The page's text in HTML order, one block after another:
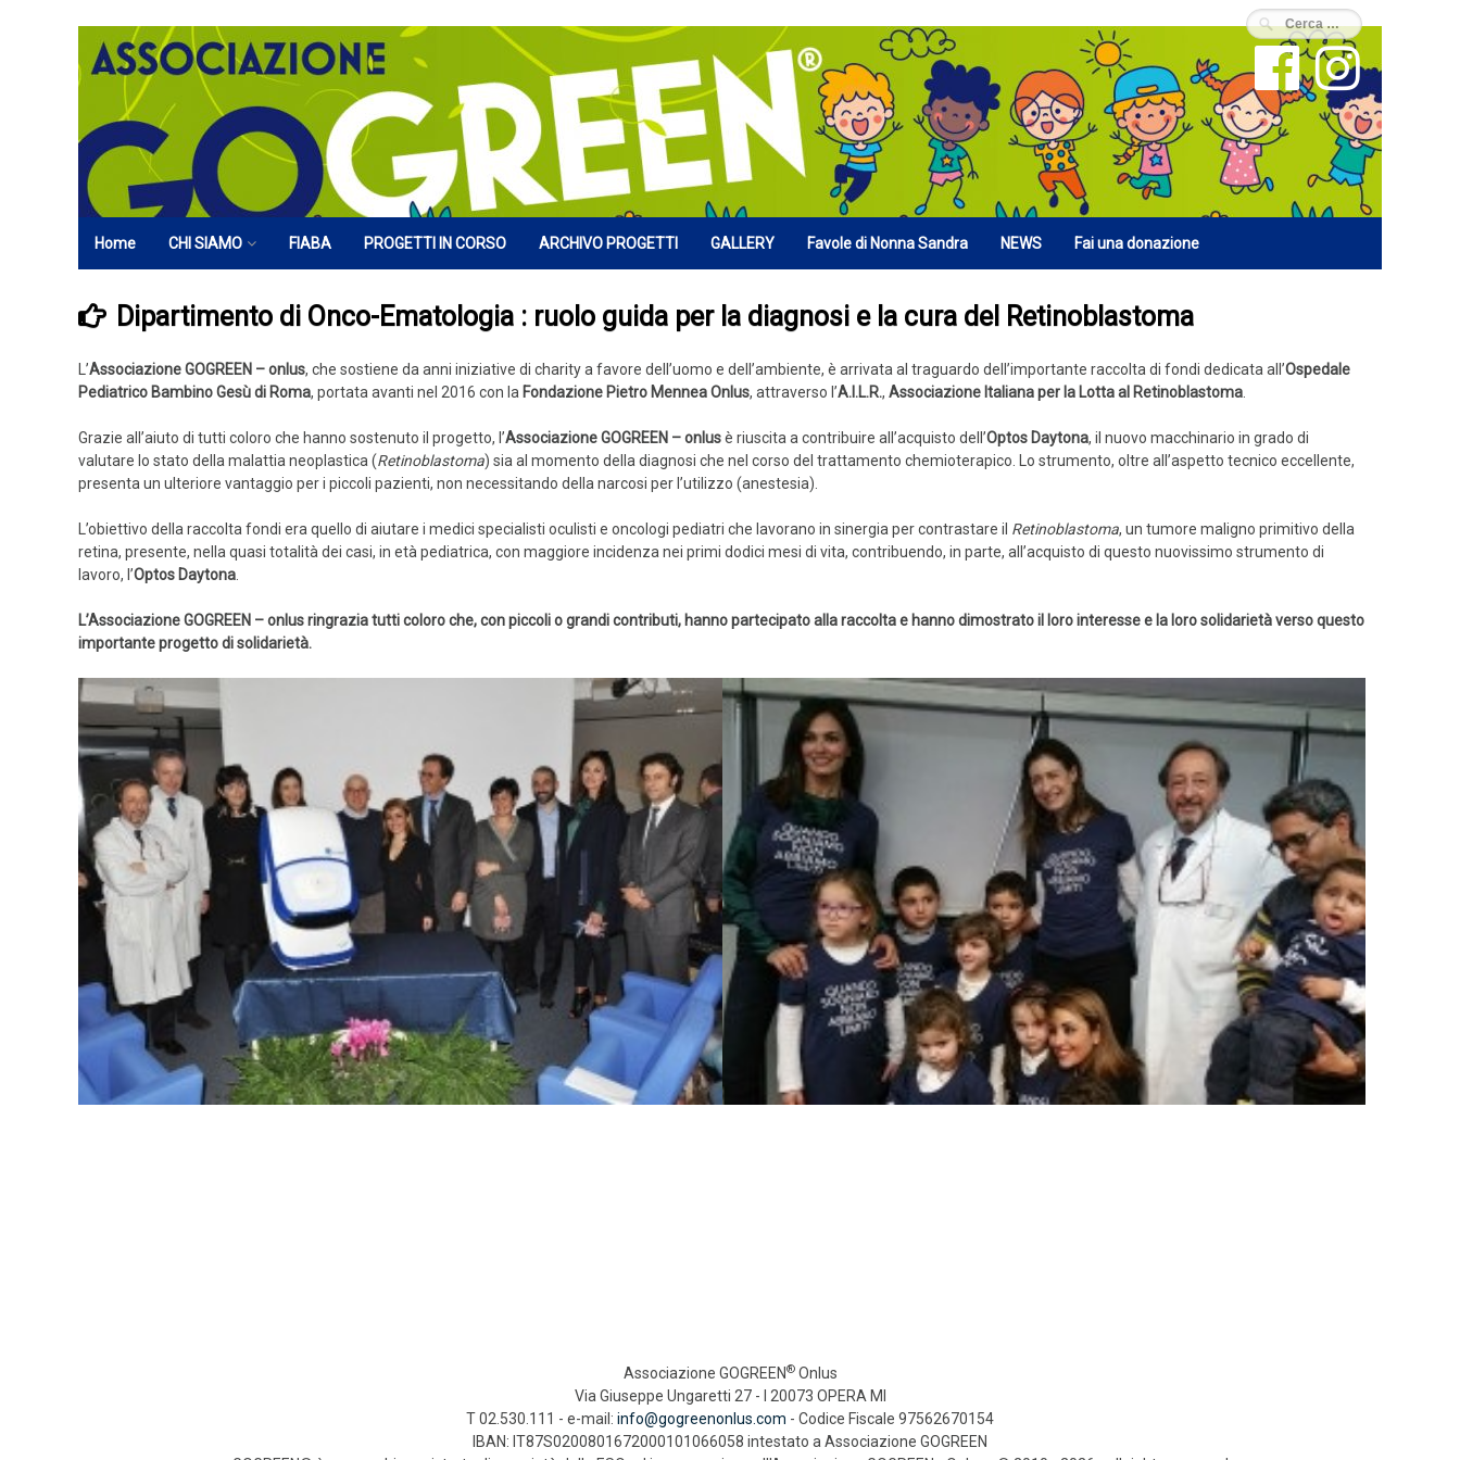
Home CHI SIAMO FIABA PROGETTI IN CORSO ARCHIVO PROGETTI GALLERY Favole di Nonna Sandra NEWS Fai una donazione
Dipartimento di Onco-Ematologia : ruolo guida per la diagnosi e la cura del Retinoblastoma
L’Associazione GOGREEN – onlus, che sostiene da anni iniziative di charity a favore dell’uomo e dell’ambiente, è arrivata al traguardo dell’importante raccolta di fondi dedicata all’Ospedale
Pediatrico Bambino Gesù di Roma, portata avanti nel 2016 con la Fondazione Pietro Mennea Onlus, attraverso l’A.I.L.R., Associazione Italiana per la Lotta al Retinoblastoma
Grazie all’aiuto di tutti coloro che hanno sostenuto il progetto, l’Associazione GOGREEN – onlusè riuscita a contribuire all’acquisto dell’Optos Daytona, il nuovo macchinario in grado di
valutare lo stato della malattia neoplastica (Retinoblastoma) sia al momento della diagnosi che nel corso del trattamento chemioterapico. Lo strumento, oltre all’aspetto tecnico eccellente,
presenta un ulteriore vantaggio per i piccoli pazienti, non necessitando della narcosi per l’utilizzo (anestesia).
L’obiettivo della raccolta fondi era quello di aiutare i medici specialisti oculisti e oncologi pediatri che lavorano in sinergia per contrastare il Retinoblastoma, un tumore maligno primitivo della
retina, presente, nella quasi totalità dei casi, in età pediatrica, con maggiore incidenza nei primi dodici mesi di vita, contribuendo, in parte, all’acquisto di questo nuovissimo strumento di
lavoro, l’Optos Daytona
L’Associazione GOGREEN – onlus ringrazia tutti coloro che, con piccoli o grandi contributi, hanno partecipato alla raccolta e hanno dimostrato il loro interesse e la loro solidarietà verso questo
importante progetto di solidarietà.
Associazione GOGREEN®Onlus
Via Giuseppe Ungaretti 27 - I 20073 OPERA MI
T 02.530.111 - e-mail: info@gogreenonlus.com - Codice Fiscale 97562670154
IBAN: IT87S0200801672000101066058 intestato a Associazione GOGREEN